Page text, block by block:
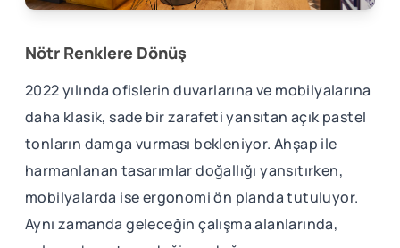
Nötr Renklere Dönüş
2022 yılında ofislerin duvarlarına ve mobilyalarına
daha klasik, sade bir zarafeti yansıtan açık pastel
tonların damga vurması bekleniyor. Ahşap ile
harmanlanan tasarımlar doğallığı yansıtırken,
mobilyalarda ise ergonomi ön planda tutuluyor.
Aynı zamanda geleceğin çalışma alanlarında,